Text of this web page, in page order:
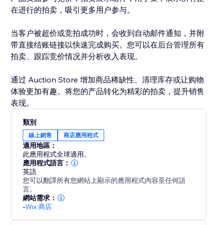
在进行的拍卖，吸引更多用户参与。
当客户被超价或竞拍成功时，会收到自动邮件通知，并附
带直接结账链接以快速完成购买。您可以在后台管理所有
拍卖、跟踪竞价情况并分析收入表现。
通过 Auction Store 增加商品稀缺性、清理库存或让购物
体验更加有趣。将您的产品转化为精彩的拍卖，提升销售
表现。
類別
線上銷售 商店應用程式
適用地區：
此應用程式全球適用。
應用程式語言：
英語
您可以翻譯所有您網站上顯示的應用程式內容至任何語
言。
網站需求：
-Wix 商店